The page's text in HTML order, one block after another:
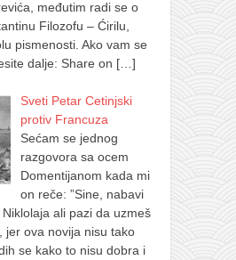
međutim radi se o
Filozofu – Ćirilu,
pismenosti. Ako vam se
dalje: Share on […]
Sveti Petar Cetinjski
protiv Francuza
Sećam se jednog
razgovora sa ocem
Domentijanom kada mi
on reče: ”Sine, nabavi
ali pazi da uzmeš
jer ova novija nisu tako
se kako to nisu dobra i